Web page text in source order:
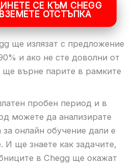
СЕ КЪМ CHEGG
ОТСТЪПКА
ще излязат с предложение
и ако не сте доволни от
ще върне парите в рамките
пробен период и в
можете да анализирате
онлайн обучение дали е
И ще знаете как задачите,
в Chegg ще окажат